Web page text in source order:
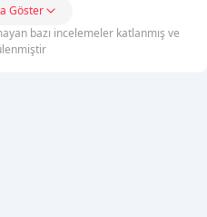
Göster
bazı incelemeler katlanmış ve